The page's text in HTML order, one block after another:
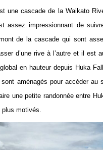
une cascade de la Waikato
assez impressionnant de
de la cascade qui sont
d’une rive à l’autre et il est
en hauteur depuis Huka
aménagés pour accéder au
une petite randonnée entre
plus motivés.